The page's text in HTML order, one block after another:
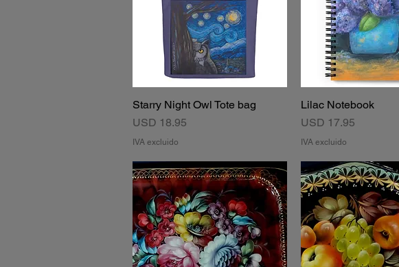
Vista rápida
Starry Night Owl Tote bag
Precio
USD 18.95
IVA excluido
Vista rápida
Lilac Notebook
Precio
USD 17.95
IVA excluido